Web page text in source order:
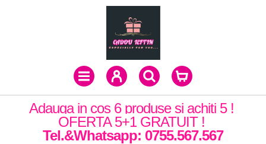
Adauga in cos 6 produse si achiti 5 !
OFERTA 5+1 GRATUIT !
Tel.&Whatsapp: 0755.567.567